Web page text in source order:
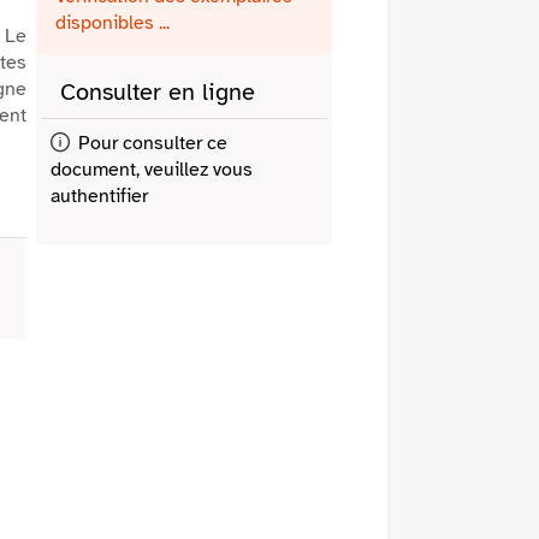
disponibles ...
Consulter en ligne
Pour consulter ce
document, veuillez vous
authentifier